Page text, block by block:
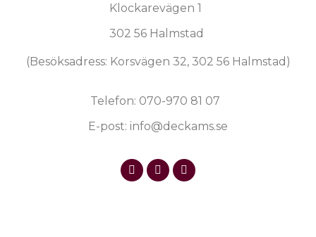
Klockarevägen 1
302 56 Halmstad
(Besöksadress: Korsvägen 32, 302 56 Halmstad)
Telefon: 070-970 81 07
E-post: info@deckams.se